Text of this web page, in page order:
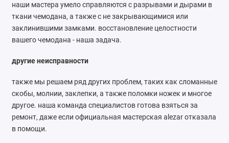
наши мастера умело справляются с разрывами и дырами в
ткани чемодана, а также с не закрывающимися или
заклинившими замками. восстановление целостности
вашего чемодана - наша задача.
другие неисправности
также мы решаем ряд других проблем, таких как сломанные
скобы, молнии, заклепки, а также поломки ножек и многое
другое. наша команда специалистов готова взяться за
ремонт, даже если официальная мастерская alezar отказала
в помощи.